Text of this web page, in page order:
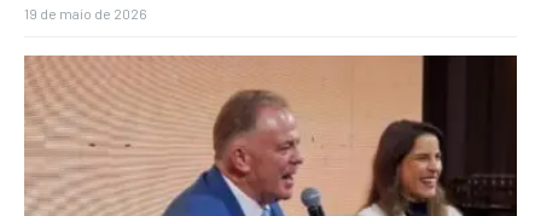
19 de maio de 2026